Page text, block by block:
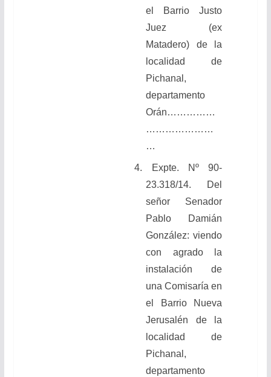
el Barrio Justo
Juez (ex
Matadero) de la
localidad de
Pichanal,
departamento
Orán……………
…………………
…
4. Expte. Nº 90-
23.318/14. Del
señor Senador
Pablo Damián
González: viendo
con agrado la
instalación de
una Comisaría en
el Barrio Nueva
Jerusalén de la
localidad de
Pichanal,
departamento